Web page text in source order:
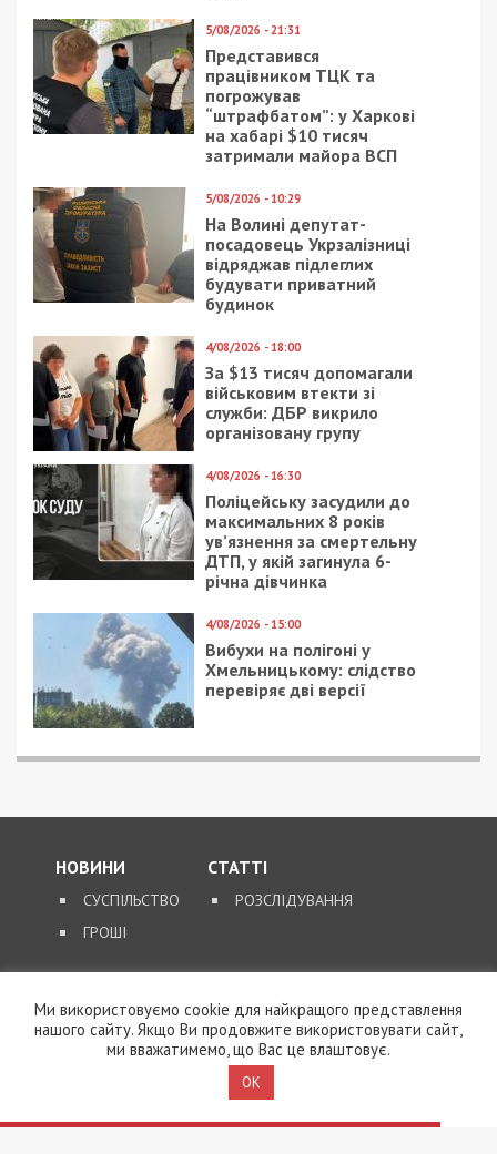
5/08/2026 - 21:31
Представився
працівником ТЦК та
погрожував
“штрафбатом”: у Харкові
на хабарі $10 тисяч
затримали майора ВСП
5/08/2026 - 10:29
На Волині депутат-
посадовець Укрзалізниці
відряджав підлеглих
будувати приватний
будинок
4/08/2026 - 18:00
За $13 тисяч допомагали
військовим втекти зі
служби: ДБР викрило
організовану групу
4/08/2026 - 16:30
Поліцейську засудили до
максимальних 8 років
ув’язнення за смертельну
ДТП, у якій загинула 6-
річна дівчинка
4/08/2026 - 15:00
Вибухи на полігоні у
Хмельницькому: слідство
перевіряє дві версії
НОВИНИ
СУСПІЛЬСТВО
ГРОШІ
СТАТТІ
РОЗСЛІДУВАННЯ
КОНТАКТИ
Ми використовуємо cookie для найкращого представлення
нашого сайту. Якщо Ви продовжите використовувати сайт,
ми вважатимемо, що Вас це влаштовує.
OK